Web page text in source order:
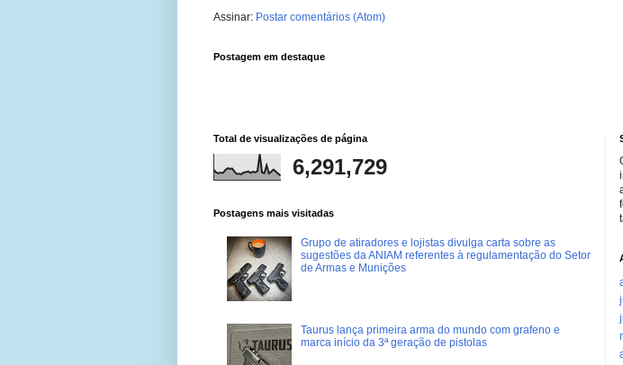
Assinar: Postar comentários (Atom)
Postagem em destaque
Total de visualizações de página
6,291,729
Postagens mais visitadas
Grupo de atiradores e lojistas divulga carta sobre as
sugestões da ANIAM referentes à regulamentação do Setor
de Armas e Munições
Taurus lança primeira arma do mundo com grafeno e
marca início da 3ª geração de pistolas